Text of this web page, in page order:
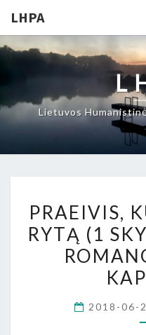
LHPA
Lietuvos
PRAEIVIS,
RYTĄ (1
2018-06-